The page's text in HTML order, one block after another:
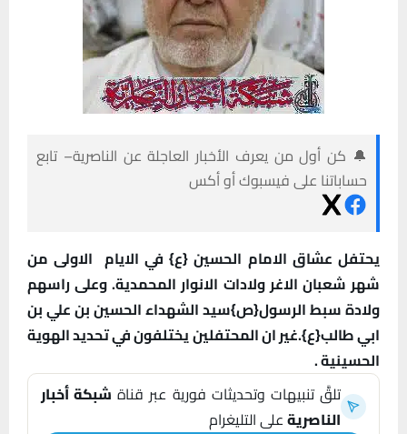
🔔 كن أول من يعرف الأخبار العاجلة عن الناصرية– تابع
حساباتنا على فيسبوك أو أكس
يحتفل عشاق الامام الحسين {ع} في الايام الاولى من
شهر شعبان الاغر ولادات الانوار المحمدية. وعلى راسهم
ولادة سبط الرسول{ص}سيد الشهداء الحسين بن علي بن
ابي طالب{ع}.غير ان المحتفلين يختلفون في تحديد الهوية
الحسينية .
تلقَّ تنبيهات وتحديثات فورية عبر قناة شبكة أخبار
الناصريةعلى التليغرام